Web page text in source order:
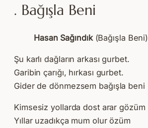
. Bağışla Beni
Hasan Sağındık(Bağışla Beni)
Şu karlı dağların arkası gurbet.
Garibin çarığı, hırkası gurbet.
Gider de dönmezsem bağışla beni
Kimsesiz yollarda dost arar gözüm
Yıllar uzadıkça mum olur özüm